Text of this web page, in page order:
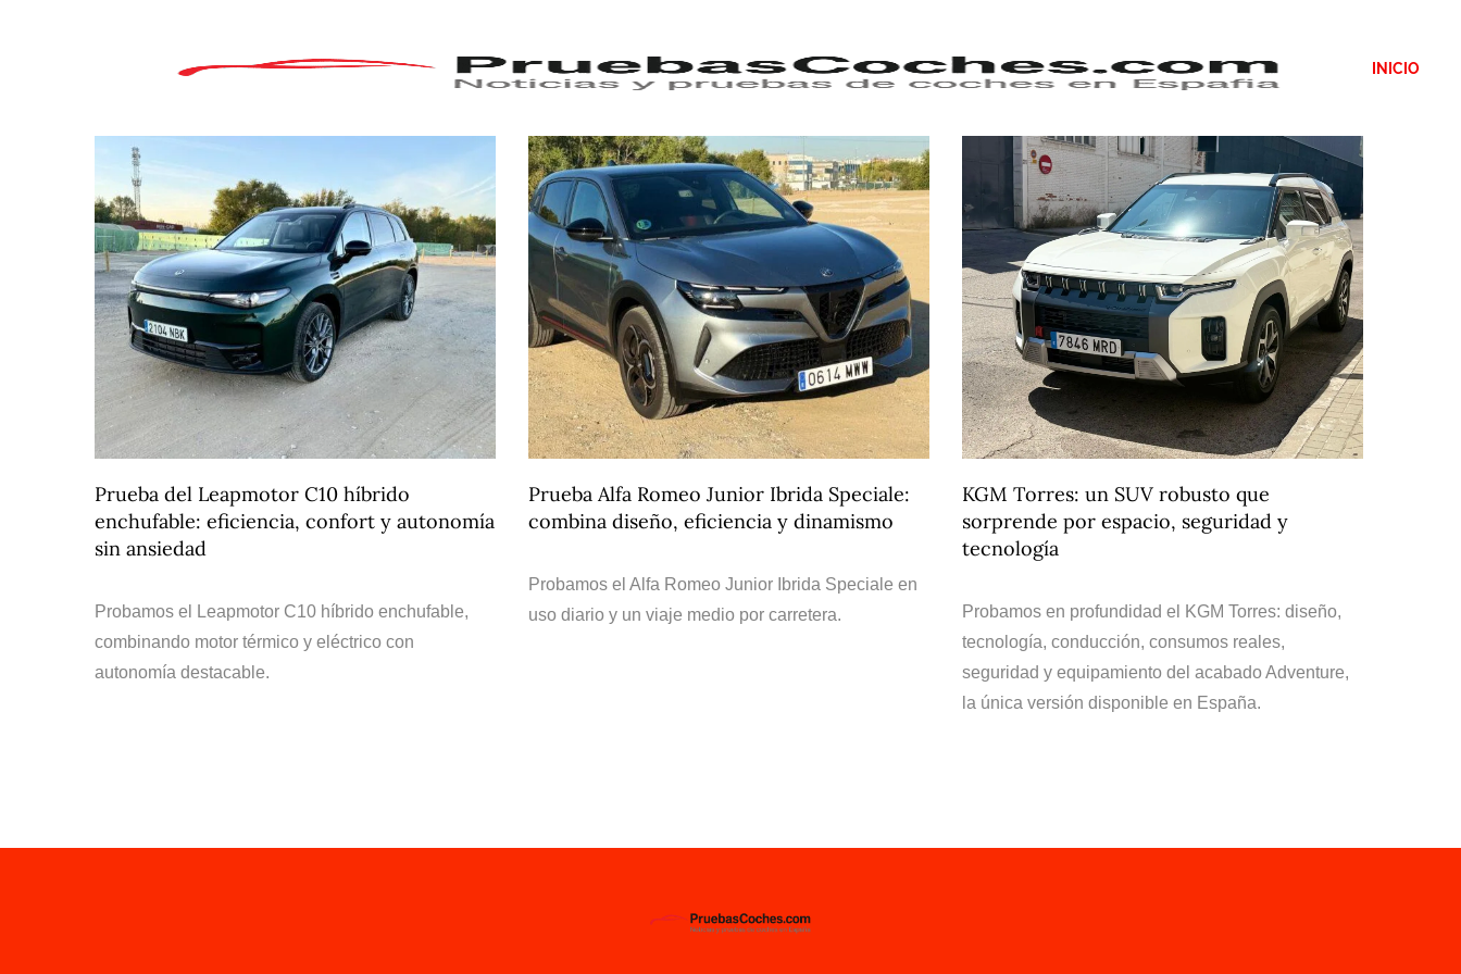
INICIO
Prueba del Leapmotor C10 híbrido
enchufable: eficiencia, confort y autonomía
sin ansiedad
Probamos el Leapmotor C10 híbrido enchufable,
combinando motor térmico y eléctrico con
autonomía destacable.
Prueba Alfa Romeo Junior Ibrida Speciale:
combina diseño, eficiencia y dinamismo
Probamos el Alfa Romeo Junior Ibrida Speciale en
uso diario y un viaje medio por carretera.
KGM Torres: un SUV robusto que
sorprende por espacio, seguridad y
tecnología
Probamos en profundidad el KGM Torres: diseño,
tecnología, conducción, consumos reales,
seguridad y equipamiento del acabado Adventure,
la única versión disponible en España.